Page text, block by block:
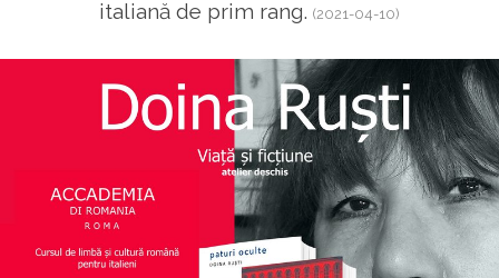
italiană de prim rang. (2021-04-10)